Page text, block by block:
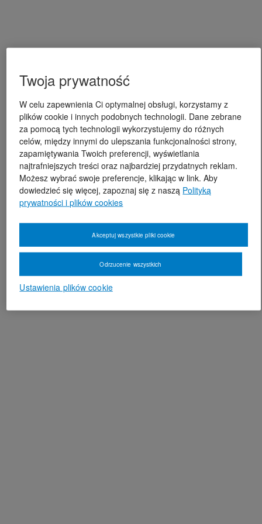
Twoja prywatność
W celu zapewnienia Ci optymalnej obsługi, korzystamy z
plików cookie i innych podobnych technologii. Dane zebrane
za pomocą tych technologii wykorzystujemy do różnych
celów, między innymi do ulepszania funkcjonalności strony,
zapamiętywania Twoich preferencji, wyświetlania
najtrafniejszych treści oraz najbardziej przydatnych reklam.
Możesz wybrać swoje preferencje, klikając w link. Aby
dowiedzieć się więcej, zapoznaj się z naszą Polityką
prywatności i plików cookies
Ustawienia plików cookie
Odrzucenie wszystkich
Akceptuj wszystkie pliki cookie